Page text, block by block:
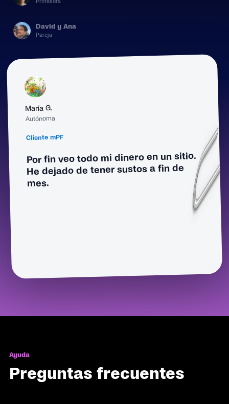
Profesora
David y Ana
Pareja
María G.
Autónoma
Cliente mPF
Por fin veo todo mi dinero en un sitio.
He dejado de tener sustos a fin de
mes.
Ayuda
Preguntas frecuentes